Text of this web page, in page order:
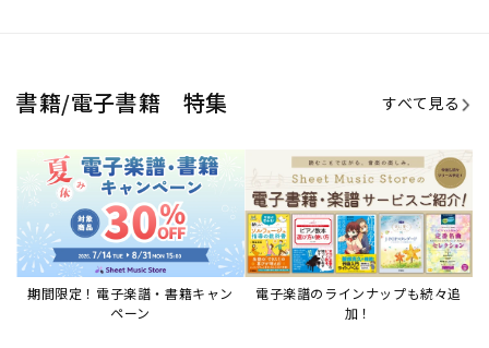
書籍/電子書籍 特集 すべて見る
期間限定！電子楽譜・書籍キャン
ペーン
電子楽譜のラインナップも続々追
加！